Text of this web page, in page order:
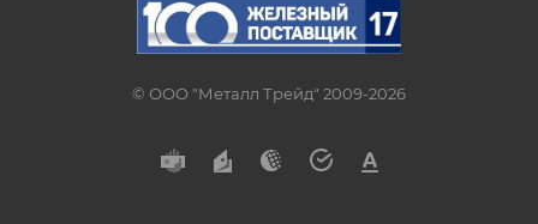
© ООО "Металл Трейд" 2009-2026